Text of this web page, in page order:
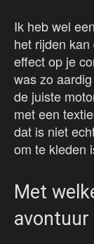
Ik heb wel
het rijden
effect op je
was zo
de juiste
met een
dat is niet
om te kleden
Met
avontuur